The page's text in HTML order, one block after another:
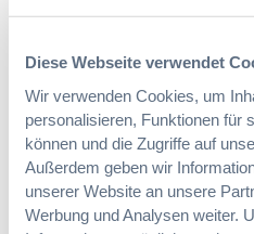
Diese Webseite verwendet
Wir verwenden Cookies, um
personalisieren, Funktionen für
können und die Zugriffe auf
Außerdem geben wir
unserer Website an unsere
Werbung und Analysen weiter.
Immer